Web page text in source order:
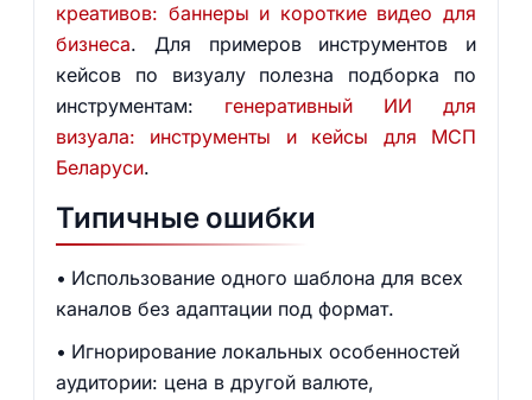
креативов: баннеры и короткие видео для
бизнеса. Для примеров инструментов и
кейсов по визуалу полезна подборка по
инструментам: генеративный ИИ для
визуала: инструменты и кейсы для МСП
Беларуси.
Типичные ошибки
Использование одного шаблона для всех
каналов без адаптации под формат.
Игнорирование локальных особенностей
аудитории: цена в другой валюте,